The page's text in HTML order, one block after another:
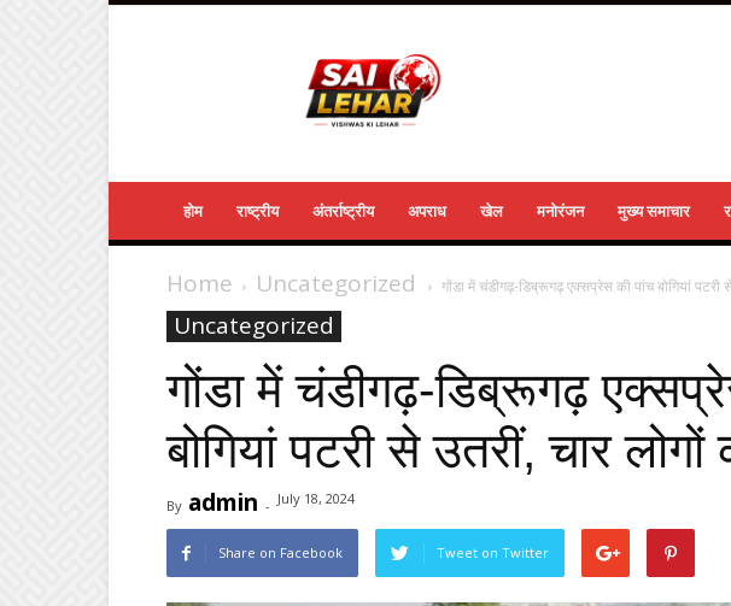
होम राष्ट्रीय अंतर्राष्ट्रीय अपराध खेल मनोरंजन मुख्य समाचार
Home Uncategorized गोंडा में चंडीगढ़-डिब्रूगढ़ एक्सप्रेस की पांच बोगियां पटरी
Uncategorized
गोंडा में चंडीगढ़-डिब्रूगढ़
बोगियां पटरी से उतरीं, चार लोगों
By admin - July 18, 2024
Share on Facebook Tweet on Twitter